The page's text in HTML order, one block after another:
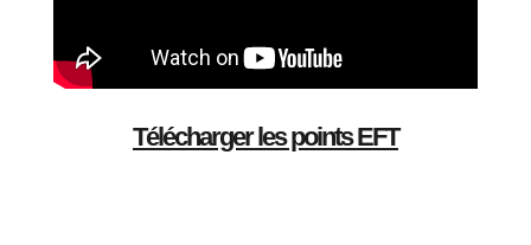
Télécharger les points EFT